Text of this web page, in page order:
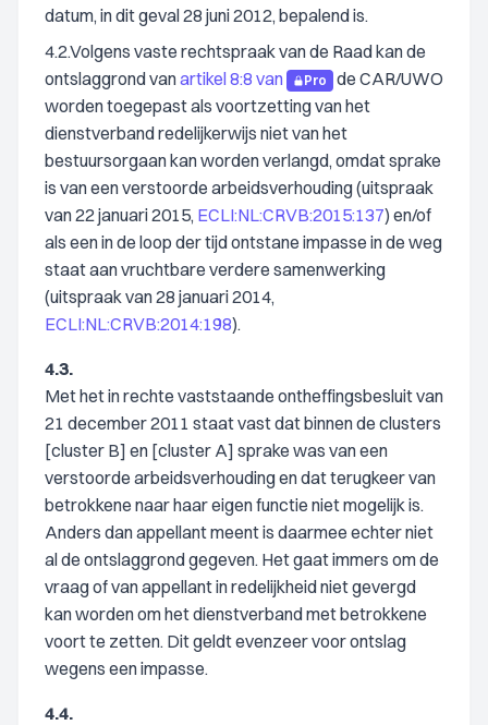
datum, in dit geval 28 juni 2012, bepalend is.
4.2.Volgens vaste rechtspraak van de Raad kan de
ontslaggrond vanartikel 8:8 van Pro
de CAR/UWO
worden toegepast als voortzetting van het
dienstverband redelijkerwijs niet van het
bestuursorgaan kan worden verlangd, omdat sprake
is van een verstoorde arbeidsverhouding (uitspraak
van 22 januari 2015, ECLI:NL:CRVB:2015:137) en/of
als een in de loop der tijd ontstane impasse in de weg
staat aan vruchtbare verdere samenwerking
(uitspraak van 28 januari 2014,
ECLI:NL:CRVB:2014:198).
4.3.
Met het in rechte vaststaande ontheffingsbesluit van
21 december 2011 staat vast dat binnen de clusters
[cluster B] en [cluster A] sprake was van een
verstoorde arbeidsverhouding en dat terugkeer van
betrokkene naar haar eigen functie niet mogelijk is.
Anders dan appellant meent is daarmee echter niet
al de ontslaggrond gegeven. Het gaat immers om de
vraag of van appellant in redelijkheid niet gevergd
kan worden om het dienstverband met betrokkene
voort te zetten. Dit geldt evenzeer voor ontslag
wegens een impasse.
4.4.